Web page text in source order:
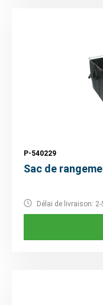
P-540229
Sac de
Délai de livraison: